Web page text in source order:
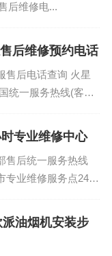
后维修电...
后维修预约电话
售后电话查询 火星
统一服务热线(客服/
专业维修中心
售后统一服务热线
专业维修服务点24小
油烟机安装步